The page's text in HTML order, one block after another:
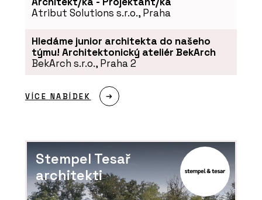
Atribut Solutions s.r.o., Praha
Hledáme junior architekta do našeho
týmu! Architektonický ateliér BekArch
BekArch s.r.o., Praha 2
VÍCE NABÍDEK
Stempel Tesař
architekti